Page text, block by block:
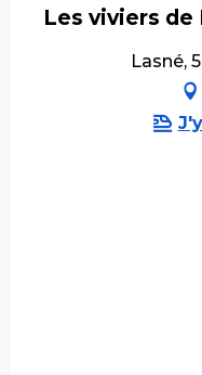
Les viviers de
Lasné,